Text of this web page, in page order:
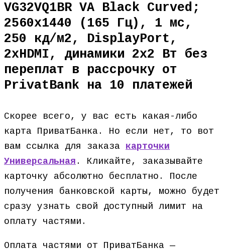
VG32VQ1BR VA Black Curved;
2560х1440 (165 Гц), 1 мс,
250 кд/м2, DisplayPort,
2хHDMI, динамики 2х2 Вт без
переплат в рассрочку от
PrivatBank на 10 платежей
Скорее всего, у вас есть какая-либо
карта ПриватБанка. Но если нет, то вот
вам ссылка для заказа карточки
Универсальная . Кликайте, заказывайте
карточку абсолютно бесплатно. После
получения банковской карты, можно будет
сразу узнать свой доступный лимит на
оплату частями.
Оплата частями от ПриватБанка —